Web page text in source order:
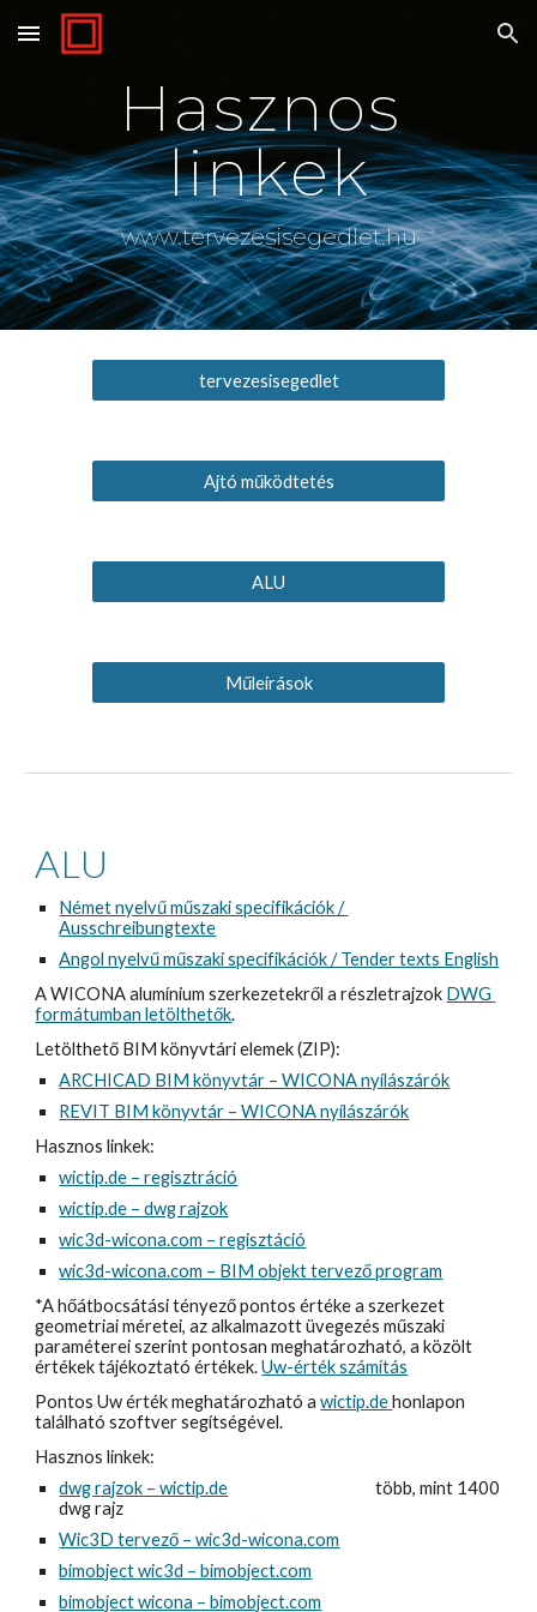
Skip to main content Skip to navigation
Hasznos
linkek
www.tervezesisegedlet.hu
tervezesisegedlet
Ajtó működtetés
ALU
Műleírások
ALU
Német nyelvű műszaki specifikációk /
Ausschreibungtexte
Angol nyelvű műszaki specifikációk / Tender texts English
A WICONA alumínium szerkezetekről a részletrajzok DWG
formátumban letölthetők.
Letölthető BIM könyvtári elemek (ZIP):
ARCHICAD BIM könyvtár – WICONA nyílászárók
REVIT BIM könyvtár – WICONA nyílászárók
Hasznos linkek:
wictip.de – regisztráció
wictip.de – dwg rajzok
wic3d-wicona.com – regisztáció
wic3d-wicona.com – BIM objekt tervező program
*A hőátbocsátási tényező pontos értéke a szerkezet
geometriai méretei, az alkalmazott üvegezés műszaki
paraméterei szerint pontosan meghatározható, a közölt
értékek tájékoztató értékek. Uw-érték számítás
Pontos Uw érték meghatározható a wictip.de honlapon
található szoftver segítségével.
Hasznos linkek:
dwg rajzok – wictip.de
több, mint 1400
dwg rajz
Wic3D tervező – wic3d-wicona.com
bimobject wic3d – bimobject.com
bimobject wicona – bimobject.com